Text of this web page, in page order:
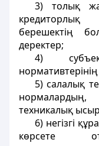
3) толық
берешектің
деректер;
4)
нормативтерінің
5) салалық
техникалық
6) негізгі
көрсете